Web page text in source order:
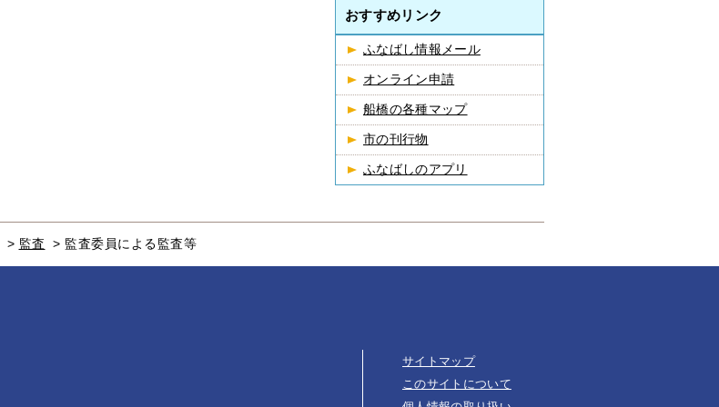
おすすめリンク
ふなばし情報メール
オンライン申請
船橋の各種マップ
市の刊行物
ふなばしのアプリ
> 監査 > 監査委員による監査等
サイトマップ
このサイトについて